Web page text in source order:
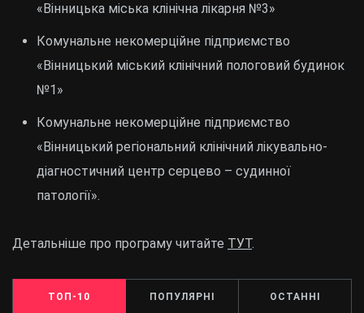
«Вінницька міська клінічна лікарня №3»
Комунальне некомерційне підприємство
«Вінницький міський клінічний пологовий будинок
№1»
Комунальне некомерційне підприємство
«Вінницький регіональний клінічний лікувально-
діагностичний центр серцево – судинної
патології».
Детальніше про програму читайте ТУТ.
ТОП-10 ПОПУЛЯРНІ ОСТАННІ